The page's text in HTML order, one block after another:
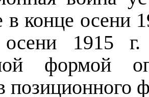
в конце осени
осени 1915
формой
позиционного